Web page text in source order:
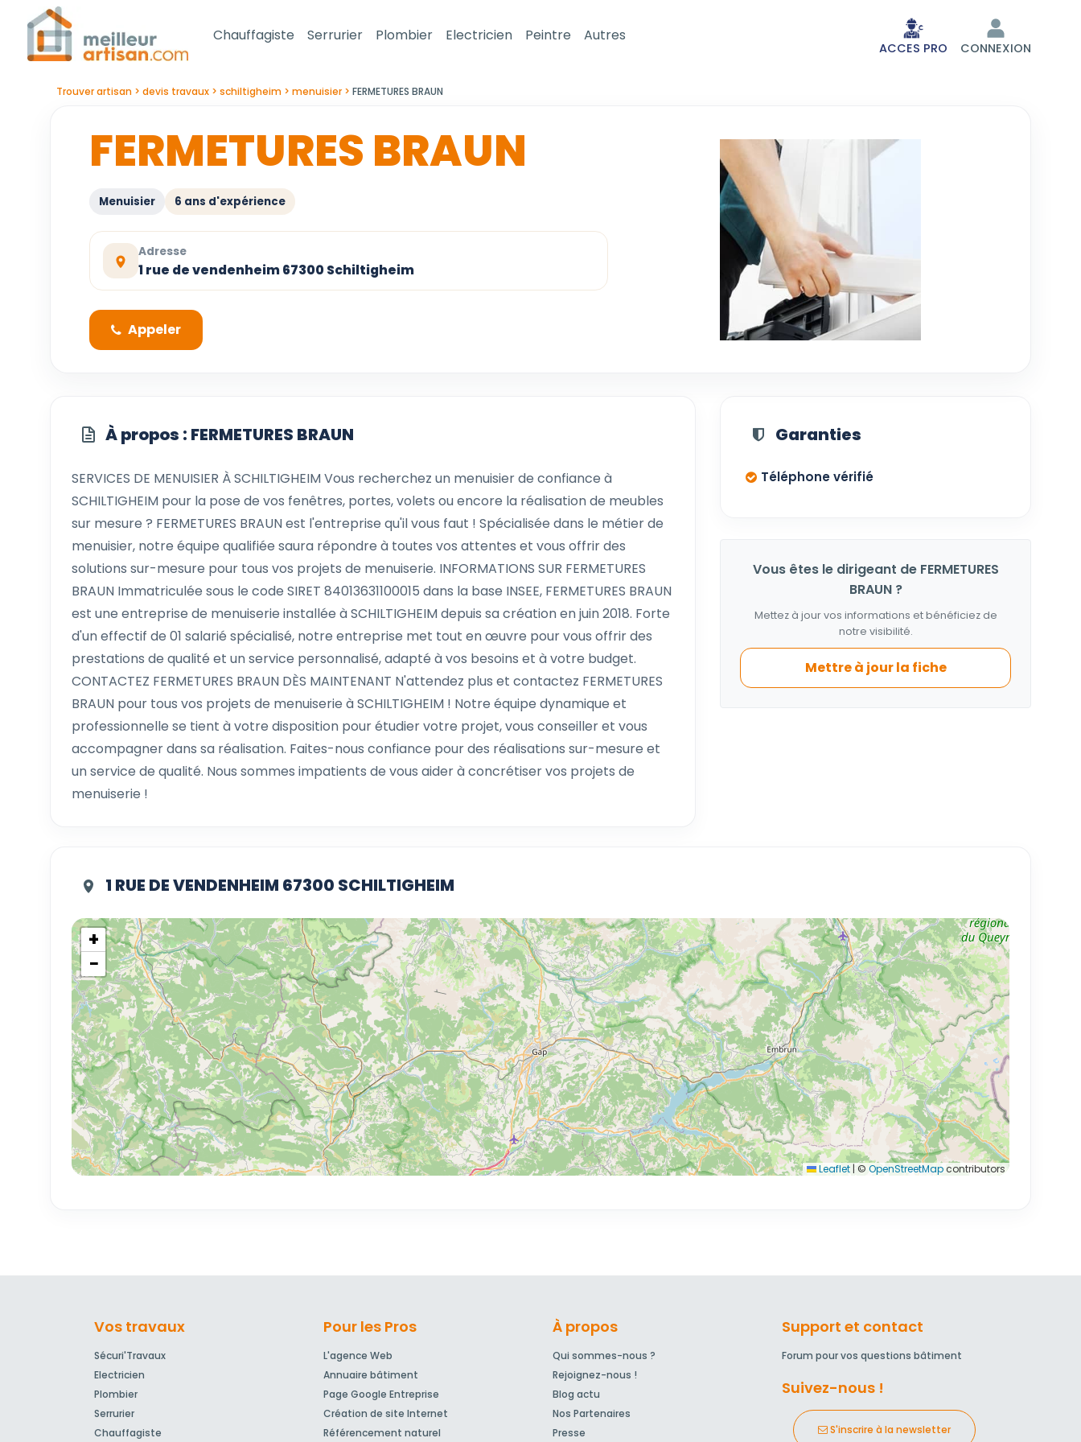
Chauffagiste Serrurier Plombier Electricien Peintre Autres
ACCES PRO CONNEXION
Trouver artisan devis travaux schiltigheim menuisier FERMETURES BRAUN
FERMETURES BRAUN
Menuisier 6 ans d'expérience
Adresse
1 rue de vendenheim 67300 Schiltigheim
Appeler
À propos : FERMETURES BRAUN
SERVICES DE MENUISIER À SCHILTIGHEIM Vous recherchez un menuisier de confiance à
SCHILTIGHEIM pour la pose de vos fenêtres, portes, volets ou encore la réalisation de meubles
sur mesure ? FERMETURES BRAUN est l'entreprise qu'il vous faut ! Spécialisée dans le métier de
menuisier, notre équipe qualifiée saura répondre à toutes vos attentes et vous offrir des
solutions sur-mesure pour tous vos projets de menuiserie. INFORMATIONS SUR FERMETURES
BRAUN Immatriculée sous le code SIRET 84013631100015 dans la base INSEE, FERMETURES BRAUN
est une entreprise de menuiserie installée à SCHILTIGHEIM depuis sa création en juin 2018. Forte
d'un effectif de 01 salarié spécialisé, notre entreprise met tout en œuvre pour vous offrir des
prestations de qualité et un service personnalisé, adapté à vos besoins et à votre budget.
CONTACTEZ FERMETURES BRAUN DÈS MAINTENANT N'attendez plus et contactez FERMETURES
BRAUN pour tous vos projets de menuiserie à SCHILTIGHEIM ! Notre équipe dynamique et
professionnelle se tient à votre disposition pour étudier votre projet, vous conseiller et vous
accompagner dans sa réalisation. Faites-nous confiance pour des réalisations sur-mesure et
un service de qualité. Nous sommes impatients de vous aider à concrétiser vos projets de
menuiserie !
Garanties
Téléphone vérifié
Vous êtes le dirigeant de FERMETURES
BRAUN ?
Mettez à jour vos informations et bénéficiez de
notre visibilité.
Mettre à jour la fiche
1 RUE DE VENDENHEIM 67300 SCHILTIGHEIM
+
−
Leaflet | © OpenStreetMapcontributors
Vos travaux
Sécuri'Travaux
Electricien
Plombier
Serrurier
Chauffagiste
Pour les Pros
L'agence Web
Annuaire bâtiment
Page Google Entreprise
Création de site Internet
Référencement naturel
À propos
Qui sommes-nous ?
Rejoignez-nous !
Blog actu
Nos Partenaires
Presse
Support et contact
Forum pour vos questions bâtiment
Suivez-nous !
S'inscrire à la newsletter